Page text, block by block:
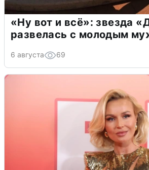
«Ну вот и всё»: звезда
развелась с молодым
6 августа 69